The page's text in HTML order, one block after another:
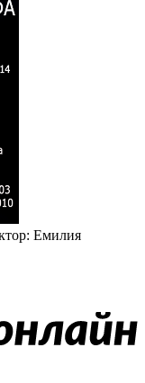
Емилия